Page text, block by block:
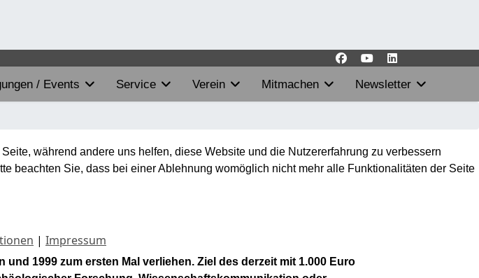
/ Events Service Verein Mitmachen Newsletter
1999 zum ersten Mal verliehen. Ziel des derzeit mit 1.000 Euro
während andere uns helfen, diese Website und die Nutzererfahrung zu verbessern
beachten Sie, dass bei einer Ablehnung womöglich nicht mehr alle Funktionalitäten der Seite
| Impressum